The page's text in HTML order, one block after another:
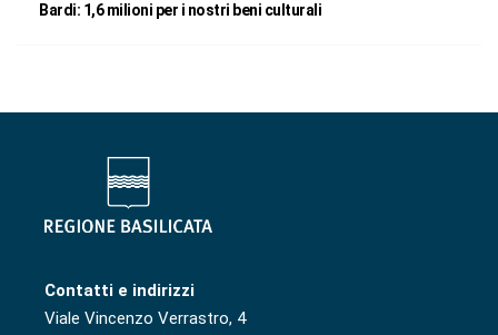
Bardi: 1,6 milioni per i nostri beni culturali
Contatti e indirizzi
Viale Vincenzo Verrastro, 4